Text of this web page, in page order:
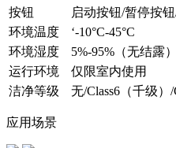
按钮
启动按钮/暂停按
环境温度
‘-10°C-45°C
环境湿度
5%-95%（无结露）
运行环境
仅限室内使用
洁净等级
无/Class6（千级）/
应用场景